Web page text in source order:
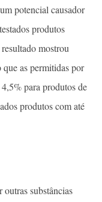
potencial causador
produtos
mostrou
que as permitidas por
para produtos de
produtos com até
substâncias